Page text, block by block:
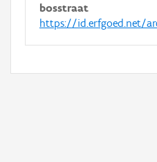
bosstraat
https://id.erfgoed.net/